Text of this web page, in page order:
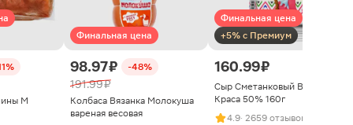
М
Финальная цена
98.97 ₽ -48%
191.99 ₽
Колбаса Вязанка Молокуша
вареная весовая
Финальная цена
+5% с Премиум
160.99 ₽
Сыр Сметанковый Варвара
Краса 50% 160г
4.9· 2659 отзывов